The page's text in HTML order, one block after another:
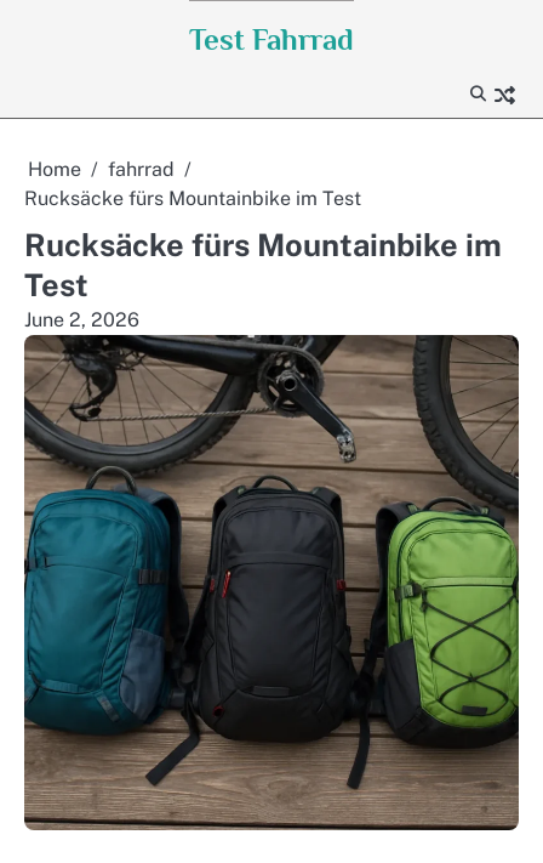
Test Fahrrad
Home
fahrrad
Rucksäcke fürs Mountainbike im Test
Rucksäcke fürs Mountainbike im
Test
June 2, 2026